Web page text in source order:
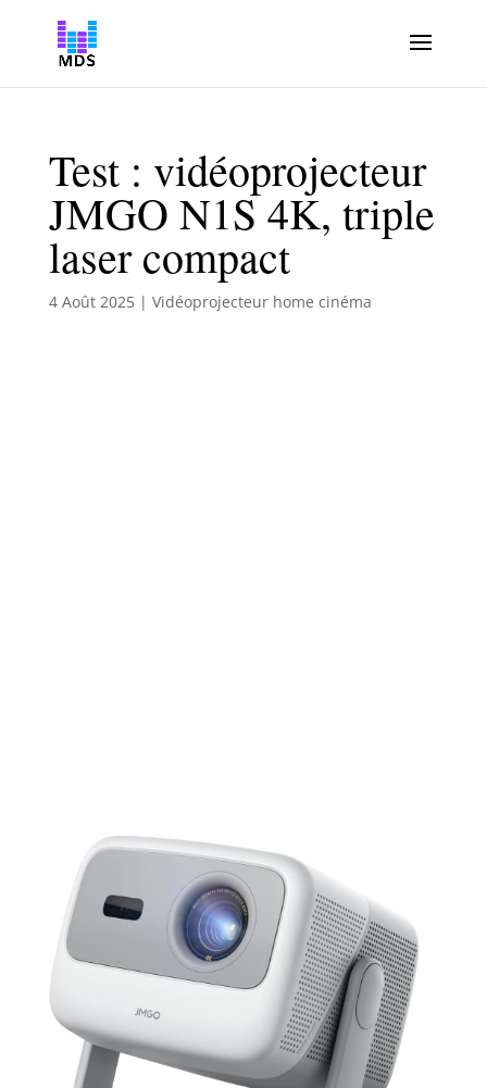
Test : vidéoprojecteur
JMGO N1S 4K, triple
laser compact
4 Août 2025| Vidéoprojecteur home cinéma